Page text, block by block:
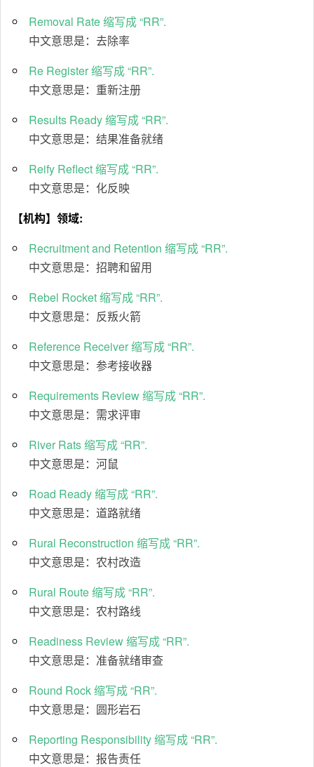
Removal Rate 缩写成 “RR”.
中文意思是：去除率
Re Register 缩写成 “RR”.
中文意思是：重新注册
Results Ready 缩写成 “RR”.
中文意思是：结果准备就绪
Reify Reflect 缩写成 “RR”.
中文意思是：化反映
【机构】领域:
Recruitment and Retention 缩写成 “RR”.
中文意思是：招聘和留用
Rebel Rocket 缩写成 “RR”.
中文意思是：反叛火箭
Reference Receiver 缩写成 “RR”.
中文意思是：参考接收器
Requirements Review 缩写成 “RR”.
中文意思是：需求评审
River Rats 缩写成 “RR”.
中文意思是：河鼠
Road Ready 缩写成 “RR”.
中文意思是：道路就绪
Rural Reconstruction 缩写成 “RR”.
中文意思是：农村改造
Rural Route 缩写成 “RR”.
中文意思是：农村路线
Readiness Review 缩写成 “RR”.
中文意思是：准备就绪审查
Round Rock 缩写成 “RR”.
中文意思是：圆形岩石
Reporting Responsibility 缩写成 “RR”.
中文意思是：报告责任